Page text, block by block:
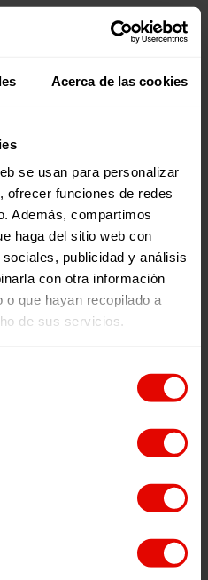
Acerca de las cookies
se usan para personalizar
ofrecer funciones de redes
Además, compartimos
haga del sitio web con
publicidad y análisis
con otra información
o que hayan recopilado a
de sus servicios.
relacionadas:
REVISTA TRIMESTRAL
101